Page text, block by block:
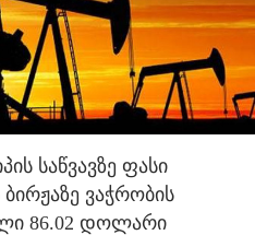
საწვავზე ფასი
ვაჭრობის
86.02 დოლარი